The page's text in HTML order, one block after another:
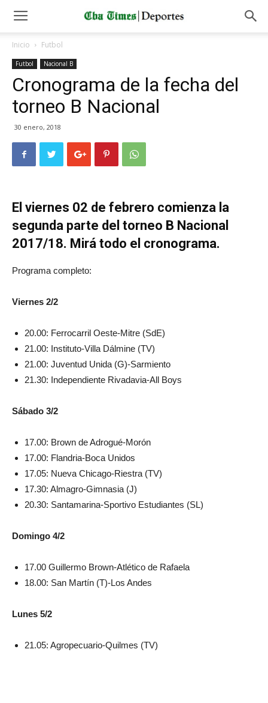
Inicio Futbol
Futbol Nacional B
Cronograma de la fecha del
torneo B Nacional
30 enero, 2018
El viernes 02 de febrero comienza la
segunda parte del torneo B Nacional
2017/18. Mirá todo el cronograma.
Programa completo:
Viernes 2/2
20.00: Ferrocarril Oeste-Mitre (SdE)
21.00: Instituto-Villa Dálmine (TV)
21.00: Juventud Unida (G)-Sarmiento
21.30: Independiente Rivadavia-All Boys
Sábado 3/2
17.00: Brown de Adrogué-Morón
17.00: Flandria-Boca Unidos
17.05: Nueva Chicago-Riestra (TV)
17.30: Almagro-Gimnasia (J)
20.30: Santamarina-Sportivo Estudiantes (SL)
Domingo 4/2
17.00 Guillermo Brown-Atlético de Rafaela
18.00: San Martín (T)-Los Andes
Lunes 5/2
21.05: Agropecuario-Quilmes (TV)